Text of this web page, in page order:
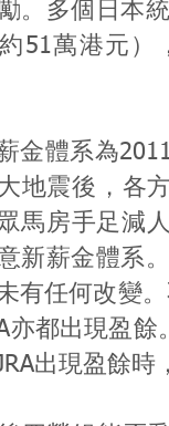
。多個日本
51萬港元
金體系為
地震後，各
馬房手足減
新薪金體系
有任何改變
亦都出現盈
出現盈餘時